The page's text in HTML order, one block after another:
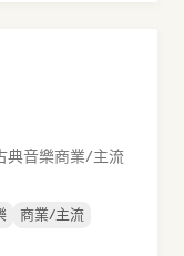
典音樂商業/主流
商業/主流